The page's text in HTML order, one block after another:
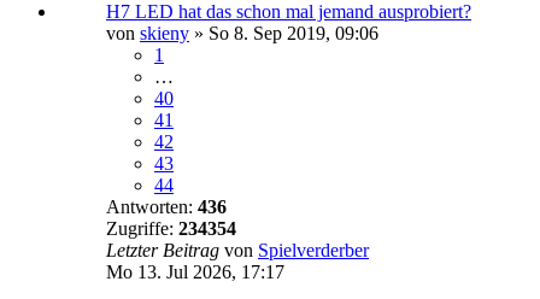
H7 LED hat das schon mal jemand ausprobiert?
von skieny » So 8. Sep 2019, 09:06
1
…
40
41
42
43
44
Antworten: 436
Zugriffe: 234354
Letzter Beitrag von Spielverderber
Mo 13. Jul 2026, 17:17